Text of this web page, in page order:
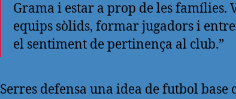
Grama i estar a prop de les famílies.
equips sòlids, formar jugadors i
el sentiment de pertinença al club.”
Serres defensa una idea de futbol base